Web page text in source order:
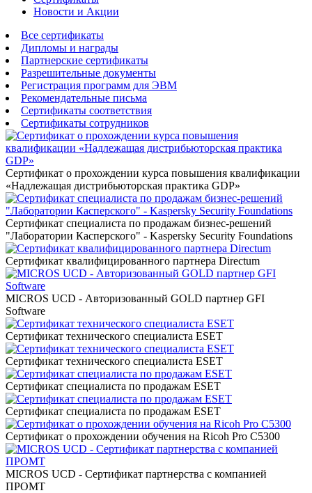
Новости и Акции
Все сертификаты
Дипломы и награды
Партнерские сертификаты
Разрешительные документы
Регистрация программ для ЭВМ
Рекомендательные письма
Сертификаты соответствия
Сертификаты сотрудников
Сертификат о прохождении курса повышения квалификации
«Надлежащая дистрибьюторская практика GDP»
Сертификат специалиста по продажам бизнес-решений
"Лаборатории Касперского" - Kaspersky Security Foundations
Сертификат квалифицированного партнера Directum
MICROS UCD - Авторизованный GOLD партнер GFI
Software
Сертификат технического специалиста ESET
Сертификат технического специалиста ESET
Сертификат специалиста по продажам ESET
Сертификат специалиста по продажам ESET
Сертификат о прохождении обучения на Ricoh Pro C5300
MICROS UCD - Сертификат партнерства с компанией
ПРОМТ